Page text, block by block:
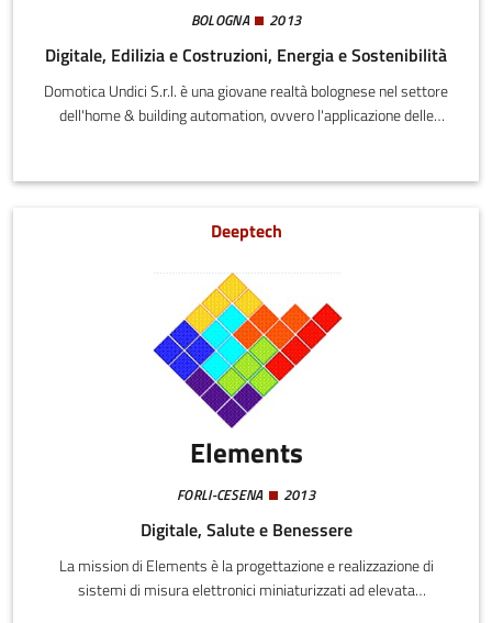
BOLOGNA 2013
Digitale, Edilizia e Costruzioni, Energia e Sostenibilità
Domotica Undici S.r.l. è una giovane realtà bolognese nel settore
dell'home & building automation, ovvero l'applicazione delle
Deeptech
Elements
FORLI-CESENA 2013
Digitale, Salute e Benessere
La mission di Elements è la progettazione e realizzazione di
sistemi di misura elettronici miniaturizzati ad elevata